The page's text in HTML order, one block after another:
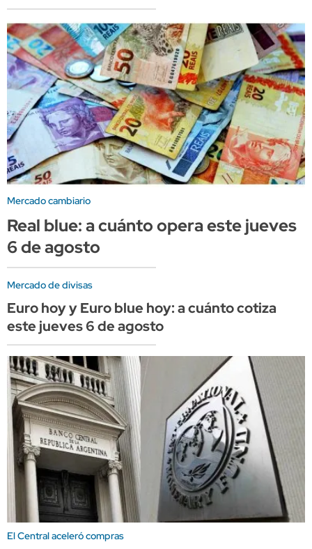
Mercado cambiario
Real blue: a cuánto opera este jueves
6 de agosto
Mercado de divisas
Euro hoy y Euro blue hoy: a cuánto cotiza
este jueves 6 de agosto
El Central aceleró compras